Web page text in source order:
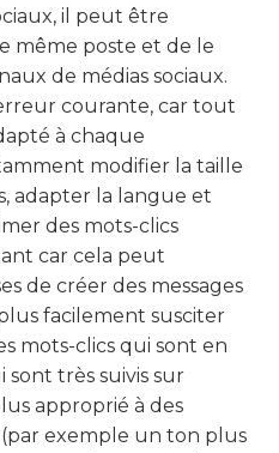
il peut être
même poste et de le
de médias sociaux.
courante, car tout
à chaque
modifier la taille
adapter la langue et
des mots-clics
car cela peut
de créer des messages
facilement susciter
mots-clics qui sont en
très suivis sur
approprié à des
exemple un ton plus